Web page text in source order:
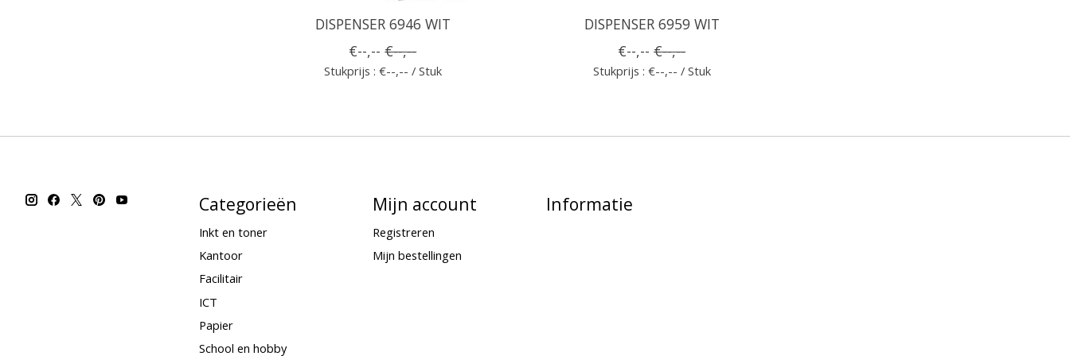
DISPENSER 6946 WIT
€--,-- €--,--
Stukprijs : €--,-- / Stuk
DISPENSER 6959 WIT
€--,-- €--,--
Stukprijs : €--,-- / Stuk
Categorieën
Inkt en toner
Kantoor
Facilitair
ICT
Papier
School en hobby
Mijn account
Registreren
Mijn bestellingen
Informatie